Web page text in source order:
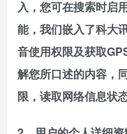
入，您可在搜索时启
能，我们嵌入了科大
音使用权限及获取
解您所口述的内容，
限，读取网络信息状